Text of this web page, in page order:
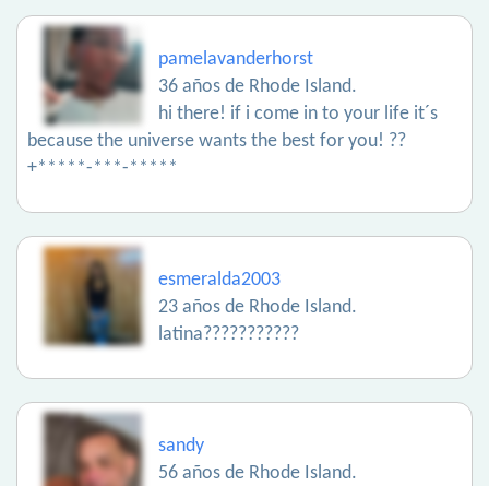
pamelavanderhorst
36 años de Rhode Island.
hi there! if i come in to your life it´s
because the universe wants the best for you! ??
+*****-***-*****
esmeralda2003
23 años de Rhode Island.
latina???????????
sandy
56 años de Rhode Island.